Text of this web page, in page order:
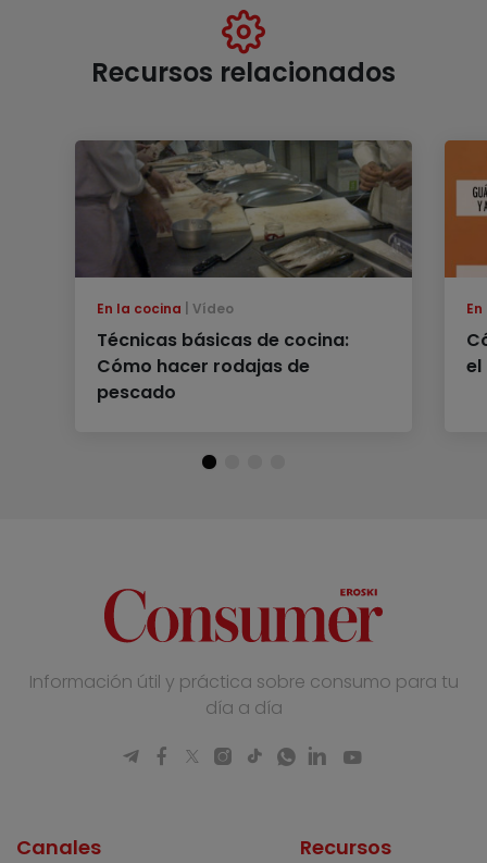
Recursos relacionados
En la cocina Vídeo
Técnicas básicas de cocina:
Cómo hacer rodajas de
pescado
el
Información útil y práctica sobre consumo para tu
día a día
Canales Recursos